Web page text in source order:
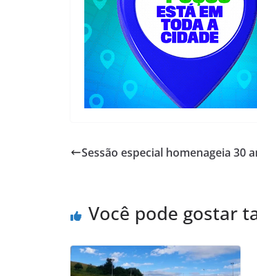
Sessão especial homenageia 30
Você pode gostar